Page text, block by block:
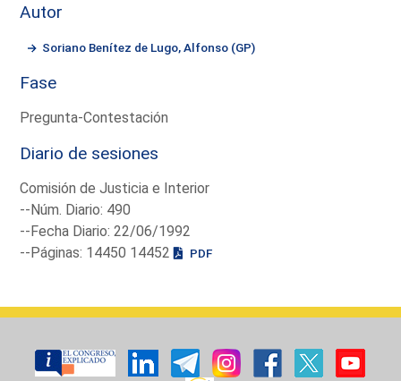
Autor
Soriano Benítez de Lugo, Alfonso (GP)
Fase
Pregunta-Contestación
Diario de sesiones
Comisión de Justicia e Interior
--Núm. Diario: 490
--Fecha Diario: 22/06/1992
--Páginas: 14450 14452
PDF